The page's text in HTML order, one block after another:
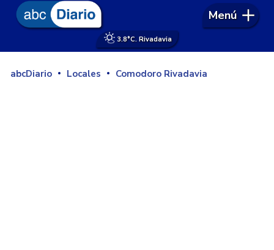
3.8°C. Rivadavia
Menú
abcDiario Locales Comodoro Rivadavia